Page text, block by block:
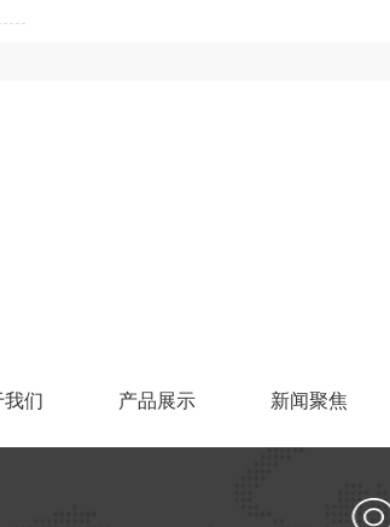
我们 产品展示 新闻聚焦